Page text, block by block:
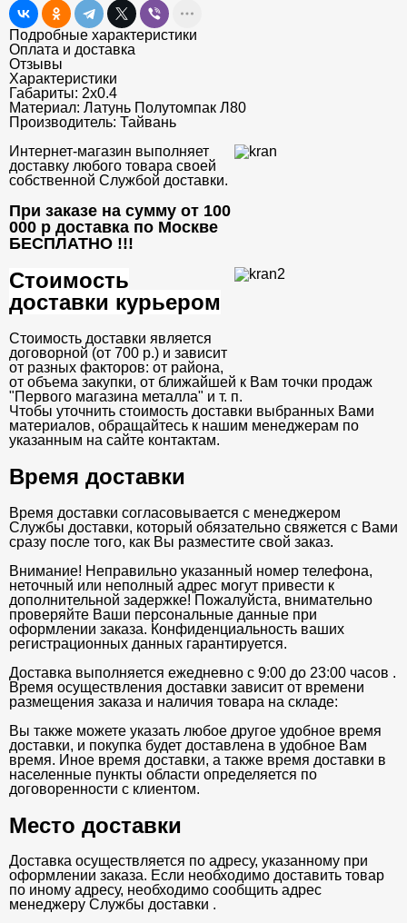
Подробные характеристики
Оплата и доставка
Отзывы
Характеристики
Габариты: 2x0.4
Материал: Латунь Полутомпак Л80
Производитель: Тайвань
Интернет-магазин выполняет
доставку любого товара своей
собственной Службой доставки.
При заказе на сумму от 100
000 р доставка по Москве
БЕСПЛАТНО !!!
Стоимость
доставки курьером
Стоимость доставки является
договорной (от 700 р.) и зависит
от разных факторов: от района,
от объема закупки, от ближайшей к Вам точки продаж
"Первого магазина металла" и т. п.
Чтобы уточнить стоимость доставки выбранных Вами
материалов, обращайтесь к нашим менеджерам по
указанным на сайте контактам.
Время доставки
Время доставки согласовывается с менеджером
Службы доставки, который обязательно свяжется с Вами
сразу после того, как Вы разместите свой заказ.
Внимание! Неправильно указанный номер телефона,
неточный или неполный адрес могут привести к
дополнительной задержке! Пожалуйста, внимательно
проверяйте Ваши персональные данные при
оформлении заказа. Конфиденциальность ваших
регистрационных данных гарантируется.
Доставка выполняется ежедневно с 9:00 до 23:00 часов .
Время осуществления доставки зависит от времени
размещения заказа и наличия товара на складе:
Вы также можете указать любое другое удобное время
доставки, и покупка будет доставлена в удобное Вам
время. Иное время доставки, а также время доставки в
населенные пункты области определяется по
договоренности с клиентом.
Место доставки
Доставка осуществляется по адресу, указанному при
оформлении заказа. Если необходимо доставить товар
по иному адресу, необходимо сообщить адрес
менеджеру Службы доставки .